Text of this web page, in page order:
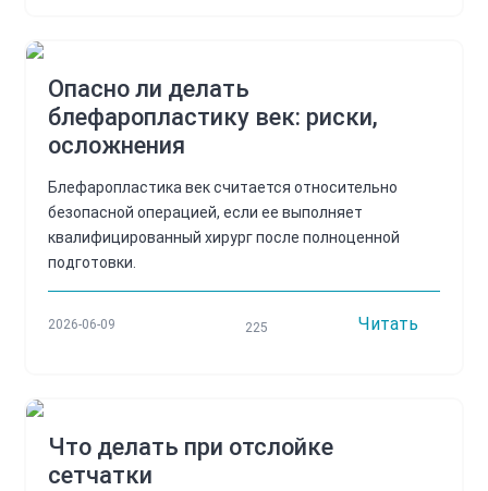
Опасно ли делать
блефаропластику век: риски,
осложнения
Блефаропластика век считается относительно
безопасной операцией, если ее выполняет
квалифицированный хирург после полноценной
подготовки.
2026-06-09 225 Читать
Что делать при отслойке
сетчатки